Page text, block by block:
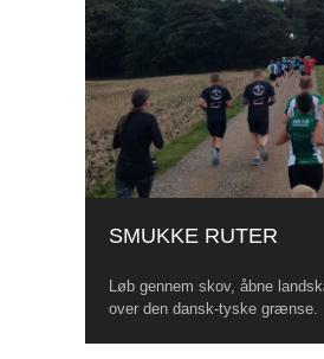
SMUKKE RUTER
Løb gennem skov, åbne
over den dansk-tyske grænse.